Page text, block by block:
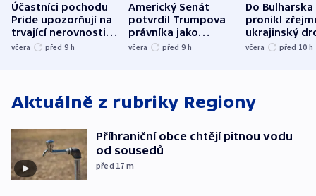
Účastníci pochodu
Pride upozorňují na
trvající nerovnosti i
společenskou
včera před 9 h
Americký Senát
potvrdil Trumpova
právníka jako
ministra
včera před 9 h
Do Bulharska
pronikl
ukrajinský
explodoval
včera před 10 h
Aktuálně z rubriky Regiony
Příhraniční obce chtějí pitnou vodu
od sousedů
před 17 m